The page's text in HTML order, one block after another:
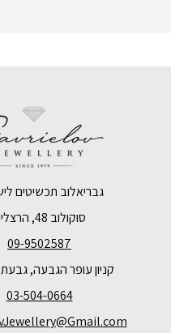
גבריאלוב תכשיטים
סוקולוב 48, הרצליה
09-9502587
קניון עופר הגבעה,
03-504-0664